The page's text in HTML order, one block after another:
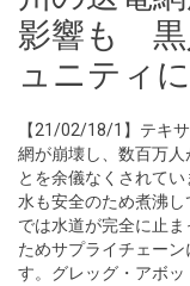
影響も 黒
ュニティ
【21/02/18/1】テキ
網が崩壊し、数百万
とを余儀なくされて
水も安全のため煮沸
では水道が完全に止
ためサプライチェー
す。グレッグ・アボ